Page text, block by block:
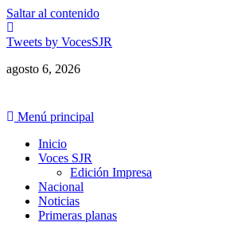
Saltar al contenido
Tweets by VocesSJR
agosto 6, 2026
Menú principal
Inicio
Voces SJR
Edición Impresa
Nacional
Noticias
Primeras planas